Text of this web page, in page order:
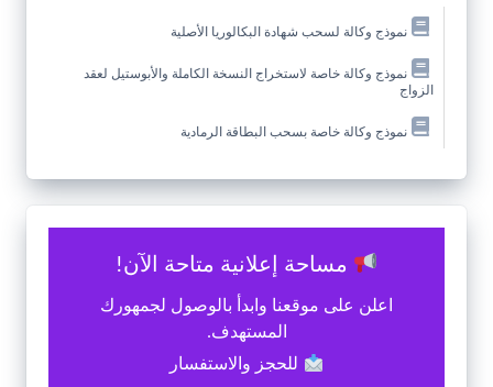
نموذج وكالة لسحب شهادة البكالوريا الأصلية
نموذج وكالة خاصة لاستخراج النسخة الكاملة والأبوستيل لعقد
الزواج
نموذج وكالة خاصة بسحب البطاقة الرمادية
مساحة إعلانية متاحة الآن!
اعلن على موقعنا وابدأ بالوصول لجمهورك
المستهدف.
للحجز والاستفسار